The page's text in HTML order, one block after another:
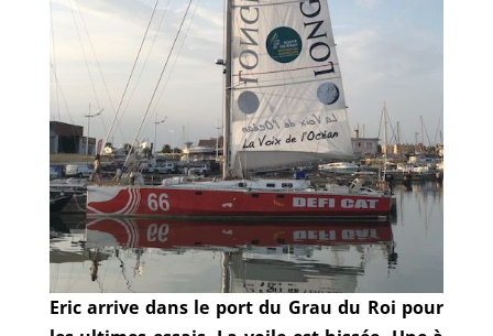
Eric arrive dans le port du Grau du Roi pour